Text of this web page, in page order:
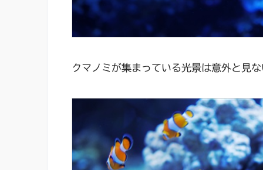
クマノミが集まっている光景は意外と見